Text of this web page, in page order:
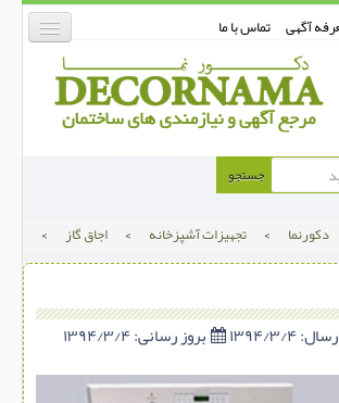
آگهی تماس با ما
جستجو
دکورنما > تجهیزات آشپزخانه > اجاق گاز >
۱۳۹۴/۳/۴ بروز رسانی: